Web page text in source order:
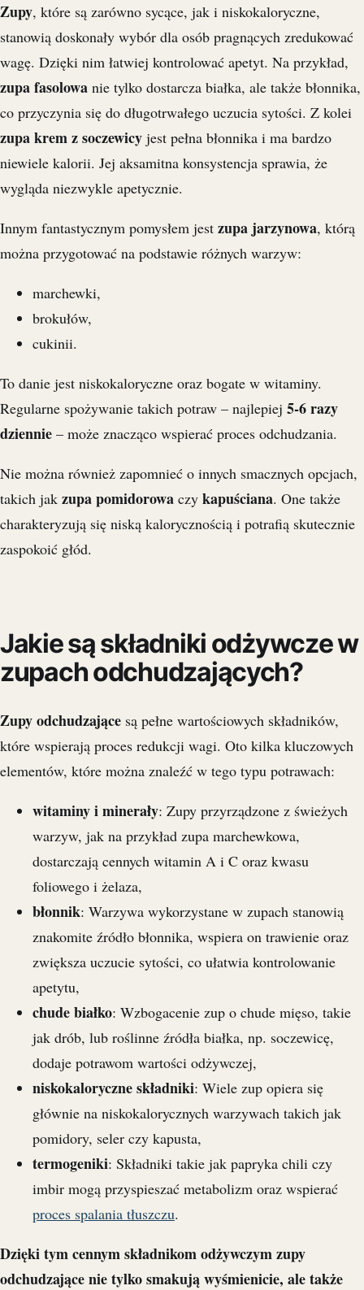
Zupy, które są zarówno sycące, jak i niskokaloryczne,
stanowią doskonały wybór dla osób pragnących zredukować
wagę. Dzięki nim łatwiej kontrolować apetyt. Na przykład,
zupa fasolowa nie tylko dostarcza białka, ale także błonnika,
co przyczynia się do długotrwałego uczucia sytości. Z kolei
zupa krem z soczewicy jest pełna błonnika i ma bardzo
niewiele kalorii. Jej aksamitna konsystencja sprawia, że
wygląda niezwykle apetycznie.
Innym fantastycznym pomysłem jest zupa jarzynowa, którą
można przygotować na podstawie różnych warzyw:
marchewki,
brokułów,
cukinii.
To danie jest niskokaloryczne oraz bogate w witaminy.
Regularne spożywanie takich potraw – najlepiej 5-6 razy
dziennie – może znacząco wspierać proces odchudzania.
Nie można również zapomnieć o innych smacznych opcjach,
takich jak zupa pomidorowa czy kapuściana. One także
charakteryzują się niską kalorycznością i potrafią skutecznie
zaspokoić głód.
Jakie są składniki odżywcze w
zupach odchudzających?
Zupy odchudzające są pełne wartościowych składników,
które wspierają proces redukcji wagi. Oto kilka kluczowych
elementów, które można znaleźć w tego typu potrawach:
witaminy i minerały: Zupy przyrządzone z świeżych
warzyw, jak na przykład zupa marchewkowa,
dostarczają cennych witamin A i C oraz kwasu
foliowego i żelaza,
błonnik: Warzywa wykorzystane w zupach stanowią
znakomite źródło błonnika, wspiera on trawienie oraz
zwiększa uczucie sytości, co ułatwia kontrolowanie
apetytu,
chude białko: Wzbogacenie zup o chude mięso, takie
jak drób, lub roślinne źródła białka, np. soczewicę,
dodaje potrawom wartości odżywczej,
niskokaloryczne składniki: Wiele zup opiera się
głównie na niskokalorycznych warzywach takich jak
pomidory, seler czy kapusta,
termogeniki: Składniki takie jak papryka chili czy
imbir mogą przyspieszać metabolizm oraz wspierać
proces spalania tłuszczu.
Dzięki tym cennym składnikom odżywczym zupy
odchudzające nie tylko smakują wyśmienicie, ale także